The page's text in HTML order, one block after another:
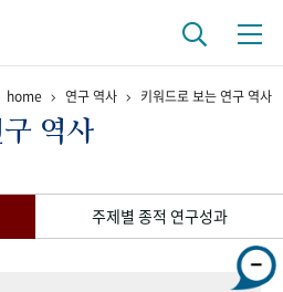
역대 기관장
home 연구 역사 키워드로 보는 연구 역사
역사
주제별 종적 연구성과